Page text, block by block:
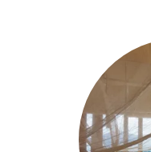
En ce qui concerne la
casque est obligatoire.
lancer sur les routes
souvent aléatoire.
intense, peut épuiser.
rurales. Avertissement :
assez stricte